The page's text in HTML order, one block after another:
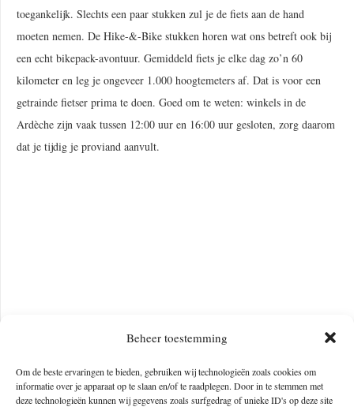
Beheer toestemming
Om de beste ervaringen te bieden, gebruiken wij technologieën zoals cookies om
informatie over je apparaat op te slaan en/of te raadplegen. Door in te stemmen met
deze technologieën kunnen wij gegevens zoals surfgedrag of unieke ID's op deze site
toegankelijk. Slechts een paar stukken zul je de fiets aan de hand
moeten nemen. De Hike-&-Bike stukken horen wat ons betreft ook bij
een echt bikepack-avontuur. Gemiddeld fiets je elke dag zo’n 60
kilometer en leg je ongeveer 1.000 hoogtemeters af. Dat is voor een
getrainde fietser prima te doen. Goed om te weten: winkels in de
Ardèche zijn vaak tussen 12:00 uur en 16:00 uur gesloten, zorg daarom
dat je tijdig je proviand aanvult.